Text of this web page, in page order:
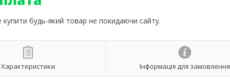
купити будь-який товар не покидаючи сайту.
Характеристики Інформація для замовлення